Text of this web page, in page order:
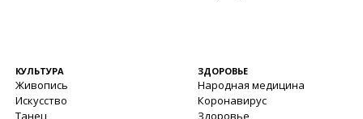
КУЛЬТУРА
Живопись
Искусство
Танец
ЗДОРОВЬЕ
Народная медицина
Коронавирус
Здоровье